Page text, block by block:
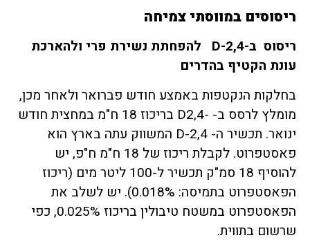
ריסוסים במווסתי צמיחה
ריסוס ב-2,4-D
להפחתת נשירת פרי ולהארכת
עונת הקטיף בהדרים
בחלקות הנקטפות באמצע חודש פברואר ולאחר מכן,
מומלץ לרסס ב- -D2,4 בריכוז 18 ח"מ במחצית חודש
ינואר. תכשיר ה- 2,4-D המשווק עתה בארץ הוא
פאסטפרוט. לקבלת ריכוז של 18 ח"מ ח"פ, יש
להוסיף 18 סמ"ק תכשיר ל-100 ליטר מים (ריכוז
הפאסטפרוט בתמיסה: 0.018%). יש לשלב את
הפאסטפרוט במשטח טיבולין בריכוז 0.025%, כפי
שרשום בתווית.